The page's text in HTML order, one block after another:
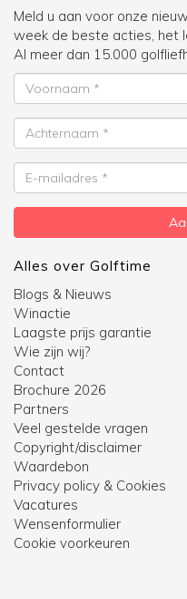
Meld u aan voor onze
week de beste acties, het
Al meer dan 15.000
Voornaam
Achternaam
E-
mailadres
Alles over Golftime
Blogs & Nieuws
Winactie
Laagste prijs garantie
Wie zijn wij?
Contact
Brochure 2026
Partners
Veel gestelde vragen
Copyright/disclaimer
Waardebon
Privacy policy & Cookies
Vacatures
Wensenformulier
Cookie voorkeuren